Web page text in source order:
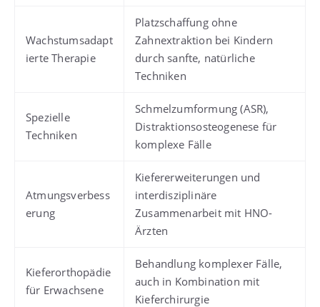
Wachstumsadapt
ierte Therapie
Platzschaffung ohne
Zahnextraktion bei Kindern
durch sanfte, natürliche
Techniken
Spezielle
Techniken
Schmelzumformung (ASR),
Distraktionsosteogenese für
komplexe Fälle
Atmungsverbess
erung
Kiefererweiterungen und
interdisziplinäre
Zusammenarbeit mit HNO-
Ärzten
Kieferorthopädie
für Erwachsene
Behandlung komplexer Fälle,
auch in Kombination mit
Kieferchirurgie